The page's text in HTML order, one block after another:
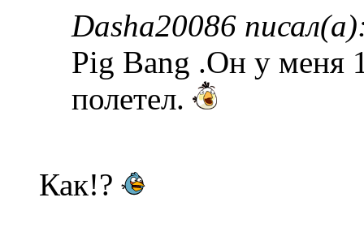
Dasha20086
Pig Bang .Он у меня
полетел.
Как!?